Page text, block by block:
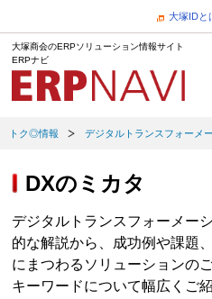
大塚IDと
大塚商会のERPソリューション情報サイト
ERPナビ
トク◎情報 デジタルトランスフォーメ
DXのミカタ
デジタルトランスフォーメー
的な解説から、成功例や課題
にまつわるソリューションの
キーワードについて幅広くご